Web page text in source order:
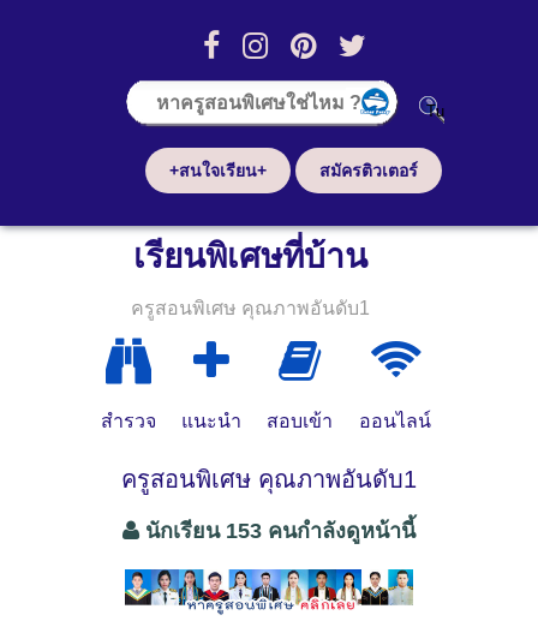
+สนใจเรียน+ สมัครติวเตอร์
เรียนพิเศษที่บ้าน
ครูสอนพิเศษ คุณภาพอันดับ1
สำรวจ แนะนำ สอบเข้า ออนไลน์
ครูสอนพิเศษ คุณภาพอันดับ1
นักเรียน 153 คนกำลังดูหน้านี้